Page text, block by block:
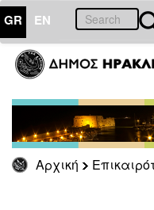
GR EN
Αρχική
ΕΠΙΚΑΙΡΟΤΗΤΑ
Τύπου
Αρχείο